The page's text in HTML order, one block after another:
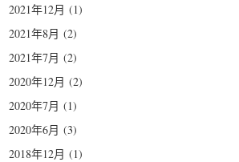
2021年12月 (1)
2021年8月 (2)
2021年7月 (2)
2020年12月 (2)
2020年7月 (1)
2020年6月 (3)
2018年12月 (1)